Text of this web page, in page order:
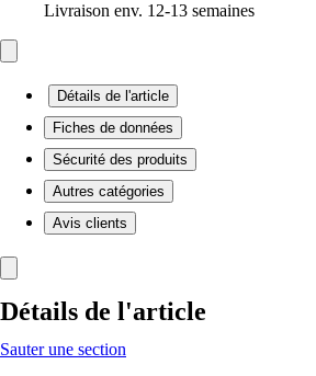
Livraison env. 12-13 semaines
Détails de l'article
Fiches de données
Sécurité des produits
Autres catégories
Avis clients
Détails de l'article
Sauter une section